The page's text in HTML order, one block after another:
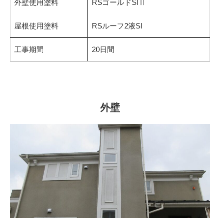
外壁使用塗料 RSゴールドSIⅡ
屋根使用塗料 RSルーフ2液SI
工事期間 20日間
外壁